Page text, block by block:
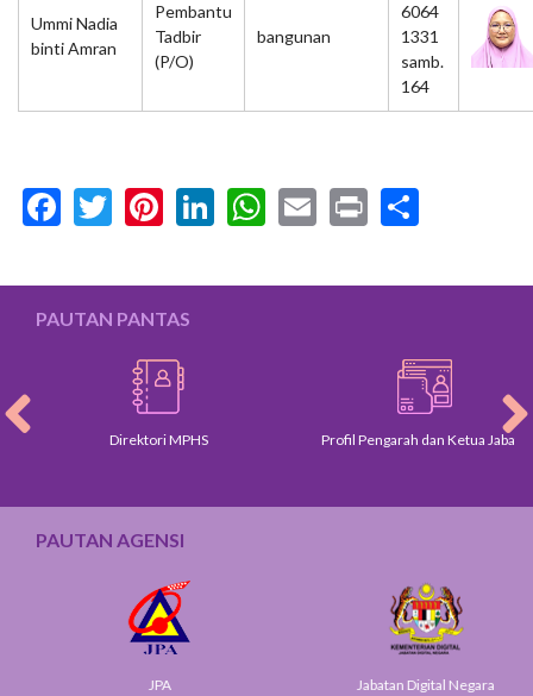
Ummi Nadia
binti Amran
Pembantu
Tadbir
(P/O)
bangunan
6064
1331
samb.
164
Facebook
Twitter
Pinterest
LinkedIn
WhatsApp
Email
Print
PAUTAN PANTAS
Direktori MPHS Profil Pengarah dan Ketua Jabatan
PAUTAN AGENSI
JPA Jabatan Digital Negara